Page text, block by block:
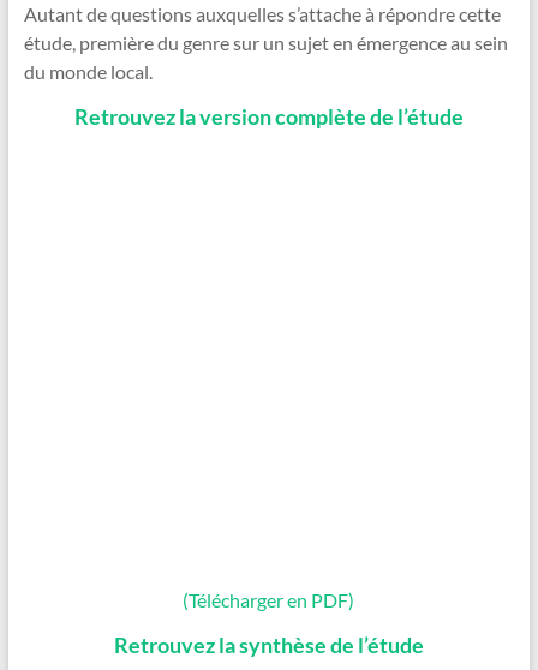
Autant de questions auxquelles s’attache à répondre cette
étude, première du genre sur un sujet en émergence au sein
du monde local.
Retrouvez la version complète de l’étude
(Télécharger en PDF)
Retrouvez la synthèse de l’étude